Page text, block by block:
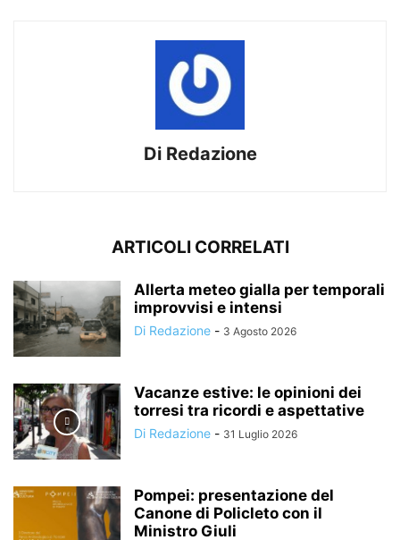
Di Redazione
ARTICOLI CORRELATI
Allerta meteo gialla per temporali
improvvisi e intensi
Di Redazione - 3 Agosto 2026
Vacanze estive: le opinioni dei
torresi tra ricordi e aspettative
Di Redazione - 31 Luglio 2026
Pompei: presentazione del
Canone di Policleto con il
Ministro Giuli